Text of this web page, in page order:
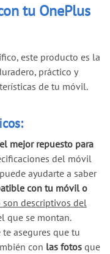
tu OnePlus
este producto es la
práctico y
de tu móvil.
el mejor repuesto para
del móvil
ayudarte a saber
con tu móvil o
descriptivos del
que se montan.
asegures que tu
con las fotos que